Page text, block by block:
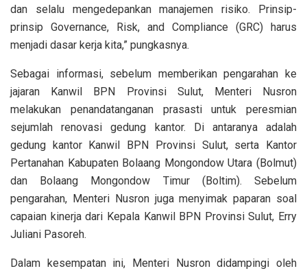
dan selalu mengedepankan manajemen risiko. Prinsip-
prinsip Governance, Risk, and Compliance (GRC) harus
menjadi dasar kerja kita,” pungkasnya.
Sebagai informasi, sebelum memberikan pengarahan ke
jajaran Kanwil BPN Provinsi Sulut, Menteri Nusron
melakukan penandatanganan prasasti untuk peresmian
sejumlah renovasi gedung kantor. Di antaranya adalah
gedung kantor Kanwil BPN Provinsi Sulut, serta Kantor
Pertanahan Kabupaten Bolaang Mongondow Utara (Bolmut)
dan Bolaang Mongondow Timur (Boltim). Sebelum
pengarahan, Menteri Nusron juga menyimak paparan soal
capaian kinerja dari Kepala Kanwil BPN Provinsi Sulut, Erry
Juliani Pasoreh.
Dalam kesempatan ini, Menteri Nusron didampingi oleh